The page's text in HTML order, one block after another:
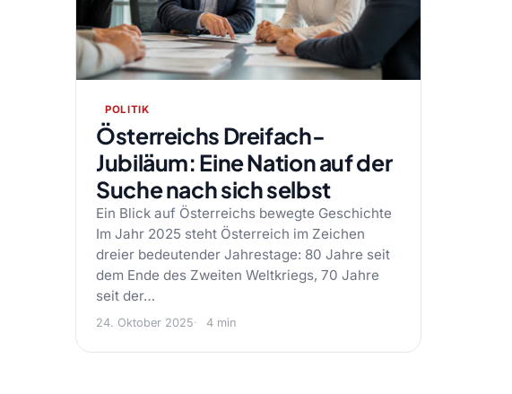
POLITIK
Österreichs Dreifach-
Jubiläum: Eine Nation auf der
Suche nach sich selbst
Ein Blick auf Österreichs bewegte Geschichte
Im Jahr 2025 steht Österreich im Zeichen
dreier bedeutender Jahrestage: 80 Jahre seit
dem Ende des Zweiten Weltkriegs, 70 Jahre
seit der…
24. Oktober 2025 4 min